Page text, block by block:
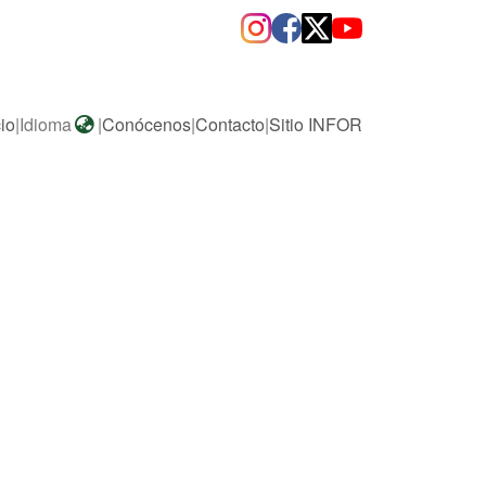
|Idioma |Conócenos|Contacto|Sitio INFOR